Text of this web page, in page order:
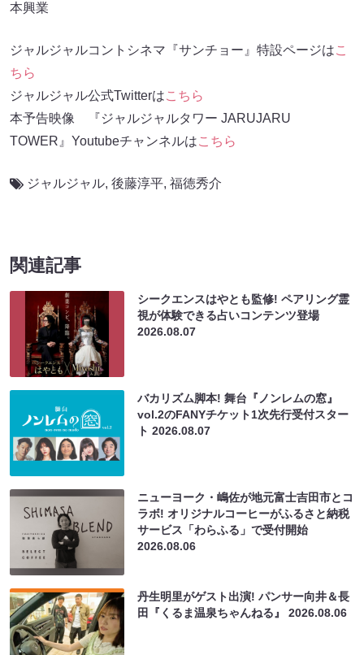
本興業
ジャルジャルコントシネマ『サンチョー』特設ページはこ
ちら
ジャルジャル公式Twitterはこちら
本予告映像 『ジャルジャルタワー JARUJARU
TOWER』Youtubeチャンネルはこちら
ジャルジャル, 後藤淳平, 福徳秀介
関連記事
シークエンスはやとも監修! ペアリング霊
視が体験できる占いコンテンツ登場
2026.08.07
バカリズム脚本! 舞台『ノンレムの窓』
vol.2のFANYチケット1次先行受付スター
ト2026.08.07
ニューヨーク・嶋佐が地元富士吉田市とコ
ラボ! オリジナルコーヒーがふるさと納税
サービス「わらふる」で受付開始
2026.08.06
丹生明里がゲスト出演! パンサー向井＆長
田『くるま温泉ちゃんねる』2026.08.06